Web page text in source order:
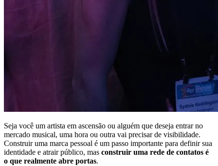
Seja você um artista em ascensão ou alguém que deseja entrar no
mercado musical, uma hora ou outra vai precisar de visibilidade.
Construir uma marca pessoal é um passo importante para definir sua
identidade e atrair público, mas construir uma rede de contatos é
o que realmente abre portas.